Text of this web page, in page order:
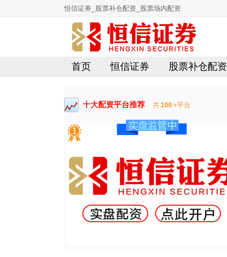
恒信证券_股票补仓配资_股票场内配资
首页 恒信证券 股票补仓配资
十大配资平台推荐 共100+平台